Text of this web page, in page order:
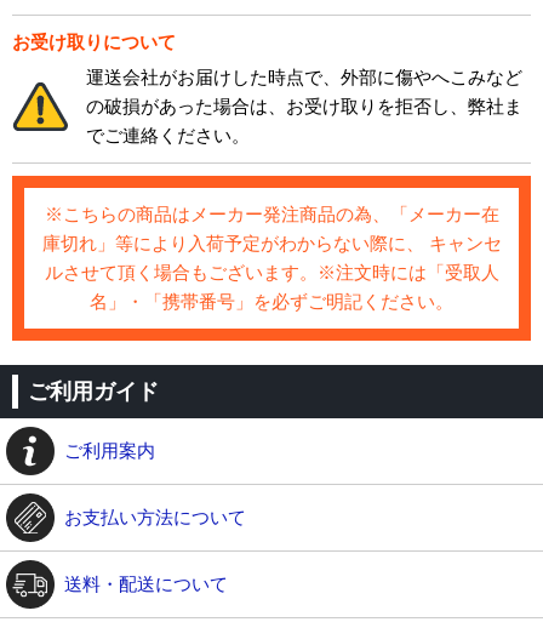
お受け取りについて
運送会社がお届けした時点で、外部に傷やへこみなど
の破損があった場合は、お受け取りを拒否し、弊社ま
でご連絡ください。
※こちらの商品はメーカー発注商品の為、「メーカー在
庫切れ」等により入荷予定がわからない際に、 キャンセ
ルさせて頂く場合もございます。※注文時には「受取人
名」・「携帯番号」を必ずご明記ください。
ご利用ガイド
ご利用案内
お支払い方法について
送料・配送について